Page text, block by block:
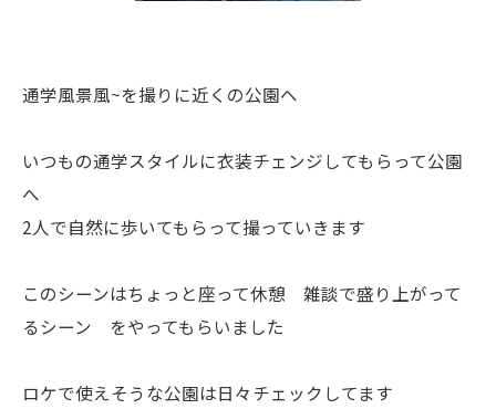
通学風景風~を撮りに近くの公園へ
いつもの通学スタイルに衣装チェンジしてもらって公園
へ
2人で自然に歩いてもらって撮っていきます
このシーンはちょっと座って休憩 雑談で盛り上がって
るシーン をやってもらいました
ロケで使えそうな公園は日々チェックしてます